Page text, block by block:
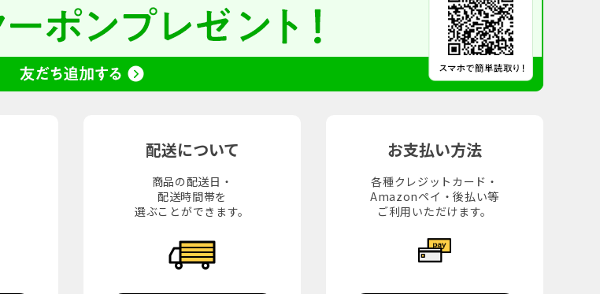
配送について
商品の配送日・
配送時間帯を
選ぶことができます。
お支払い方法
各種クレジットカード・
Amazonペイ・後払い等
ご利用いただけます。